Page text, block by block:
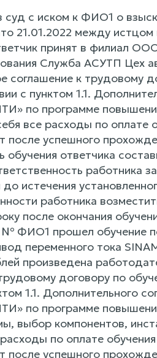
с иском к ФИО1 о
21.01.2022 между истцом
принят в филиал
Служба АСУТП Цех
соглашение к трудовому
с пунктом 1.1.
по программе
все расходы по оплате
после успешного
обучения ответчика
работника
истечения
работника
после окончания
ФИО1 прошел обучение
переменного тока
произведена
договору по
1.1. Дополнительного
по программе
выбор компонентов,
по оплате
после успешного